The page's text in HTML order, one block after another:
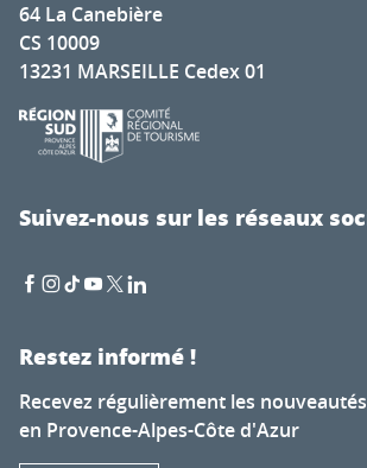
64 La Canebière
CS 10009
13231 MARSEILLE Cedex 01
Suivez-nous sur les réseaux
Restez informé !
Recevez régulièrement les
en Provence-Alpes-Côte d'Azur